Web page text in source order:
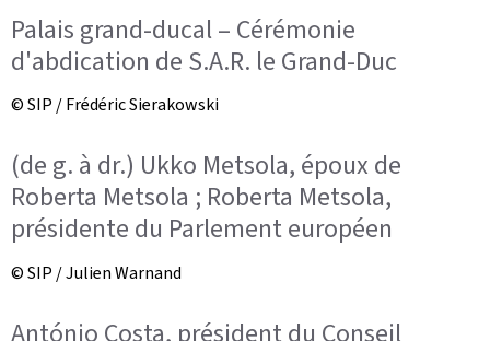
Palais grand-ducal – Cérémonie
d'abdication de S.A.R. le Grand-Duc
© SIP / Frédéric Sierakowski
(de g. à dr.) Ukko Metsola, époux de
Roberta Metsola ; Roberta Metsola,
présidente du Parlement européen
© SIP / Julien Warnand
António Costa, président du Conseil